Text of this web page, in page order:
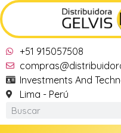
+51 915057508
Investments And
Lima - Perú